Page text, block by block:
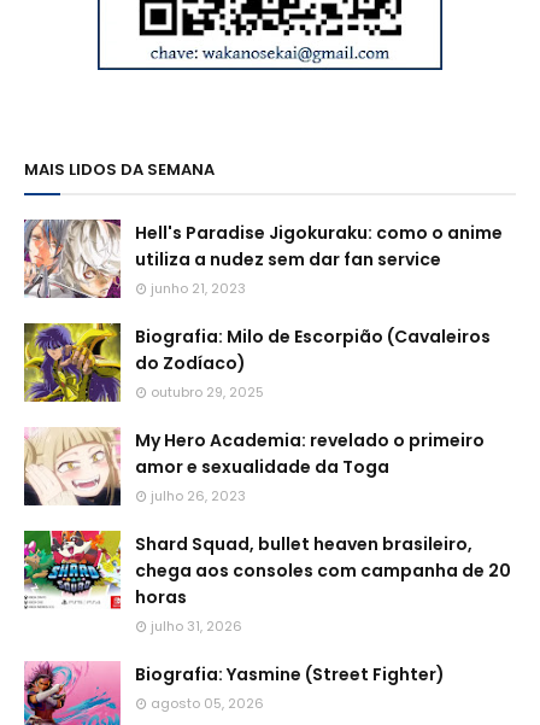
MAIS LIDOS DA SEMANA
Hell's Paradise Jigokuraku: como o anime
utiliza a nudez sem dar fan service
junho 21, 2023
Biografia: Milo de Escorpião (Cavaleiros
do Zodíaco)
outubro 29, 2025
My Hero Academia: revelado o primeiro
amor e sexualidade da Toga
julho 26, 2023
Shard Squad, bullet heaven brasileiro,
chega aos consoles com campanha de 20
horas
julho 31, 2026
Biografia: Yasmine (Street Fighter)
agosto 05, 2026